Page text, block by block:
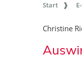
Start
Christine